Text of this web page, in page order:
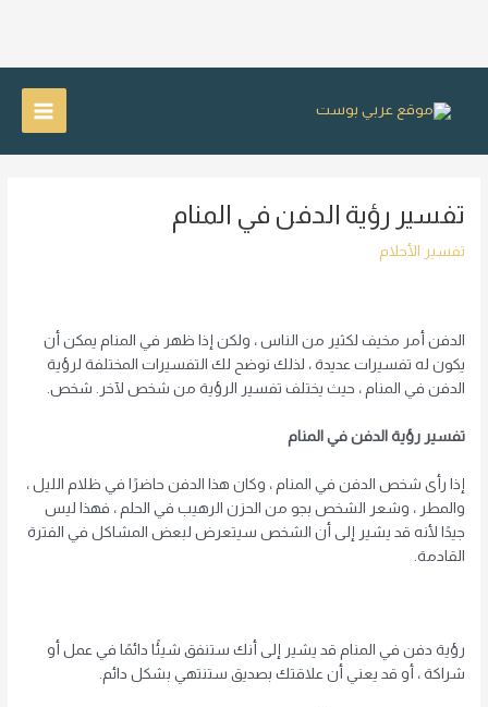
Main
تفسير رؤية الدفن في المنام
تفسير الأحلام
الدفن أمر مخيف لكثير من الناس ، ولكن إذا ظهر في المنام يمكن أن
يكون له تفسيرات عديدة ، لذلك نوضح لك التفسيرات المختلفة لرؤية
الدفن في المنام ، حيث يختلف تفسير الرؤية من شخص لآخر. شخص.
تفسير رؤية الدفن في المنام
إذا رأى شخص الدفن في المنام ، وكان هذا الدفن حاضرًا في ظلام الليل ،
والمطر ، وشعر الشخص بجو من الحزن الرهيب في الحلم ، فهذا ليس
جيدًا لأنه قد يشير إلى أن الشخص سيتعرض لبعض المشاكل في الفترة
القادمة.
رؤية دفن في المنام قد يشير إلى أنك ستنفق شيئًا دائمًا في عمل أو
شراكة ، أو قد يعني أن علاقتك بصديق ستنتهي بشكل دائم.